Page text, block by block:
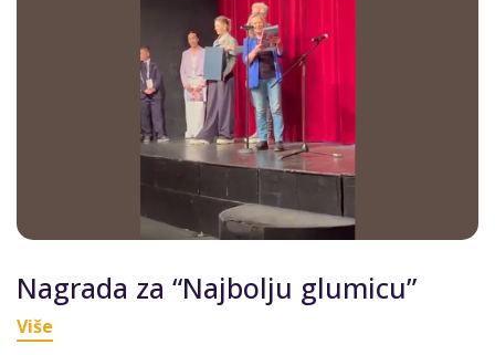
Nagrada za “Najbolju glumicu”
Više